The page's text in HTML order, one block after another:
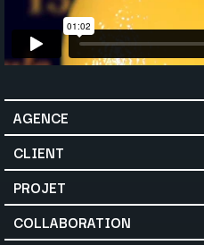
AGENCE
CLIENT
PROJET
COLLABORATION